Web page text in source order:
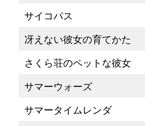
サイコパス
冴えない彼女の育てかた
さくら荘のペットな彼女
サマーウォーズ
サマータイムレンダ